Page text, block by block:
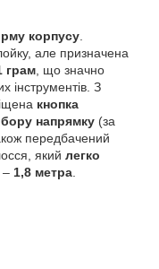
корпусу
але призначена
грам , що значно
інструментів. З
кнопка
напрямку (за
передбачений
який легко
– 1,8 метра